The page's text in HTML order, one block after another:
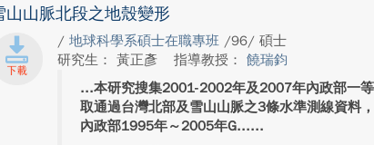
山山脈北段之地殼變形
/地球科學系碩士在職專班 /96/ 碩士
研究生： 黃正彥
指導教授：饒瑞鈞
本研究搜集2001-2002年及2007年內政部一
取通過台灣北部及雪山山脈之3條水準測線資料
內政部1995年～2005年G...